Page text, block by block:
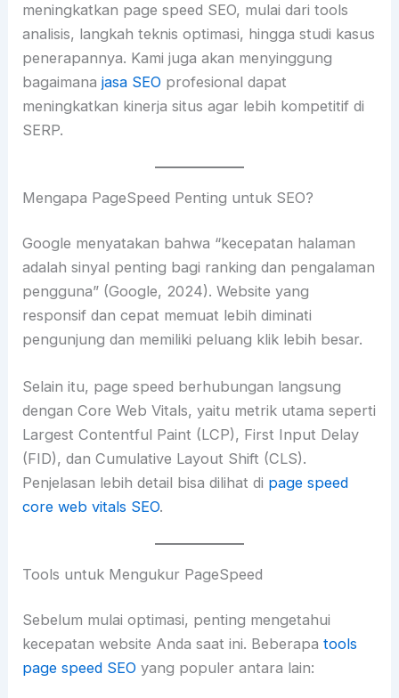
meningkatkan page speed SEO, mulai dari tools
analisis, langkah teknis optimasi, hingga studi kasus
penerapannya. Kami juga akan menyinggung
bagaimanajasa SEO profesional dapat
meningkatkan kinerja situs agar lebih kompetitif di
SERP.
Mengapa PageSpeed Penting untuk SEO?
Google menyatakan bahwa “kecepatan halaman
adalah sinyal penting bagi ranking dan pengalaman
pengguna” (Google, 2024). Website yang
responsif dan cepat memuat lebih diminati
pengunjung dan memiliki peluang klik lebih besar.
Selain itu, page speed berhubungan langsung
dengan Core Web Vitals, yaitu metrik utama seperti
Largest Contentful Paint (LCP), First Input Delay
(FID), dan Cumulative Layout Shift (CLS).
Penjelasan lebih detail bisa dilihat di page speed
core web vitals SEO.
Tools untuk Mengukur PageSpeed
Sebelum mulai optimasi, penting mengetahui
kecepatan website Anda saat ini. Beberapatools
page speed SEO yang populer antara lain: